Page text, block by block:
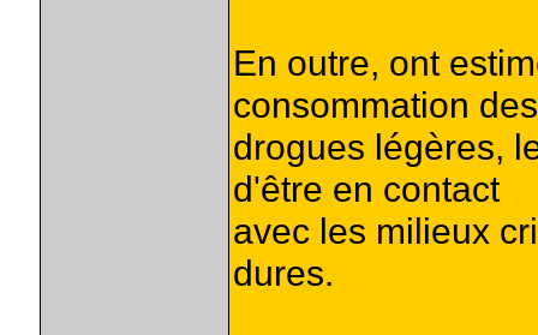
En outre, ont
consommation des
drogues légères,
d'être en contact
avec les milieux
dures.